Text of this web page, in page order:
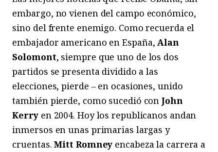
embargo, no vienen del campo económico,
sino del frente enemigo. Como recuerda el
embajador americano en España,Alan
Solomont, siempre que uno de los dos
partidos se presenta dividido a las
elecciones, pierde – en ocasiones, unido
también pierde, como sucedió conJohn
Kerryen 2004. Hoy los republicanos andan
inmersos en unas primarias largas y
cruentas.Mitt Romney encabeza la carrera a